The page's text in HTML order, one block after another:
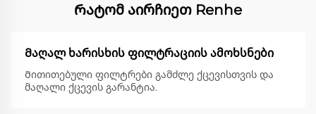
Რატომ აირჩიეთ Renhe
Მაღალ ხარისხის ფილტრაციის ამოხსნები
Მითითებული ფილტრები გამძლე ქცევისთვის და
მაღალი ქცევის გარანტია.